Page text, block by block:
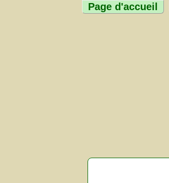
Page d'accueil